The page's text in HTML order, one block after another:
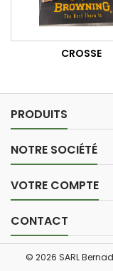
CROSSE
PRODUITS
NOTRE SOCIÉTÉ
VOTRE COMPTE
CONTACT
© 2026 SARL